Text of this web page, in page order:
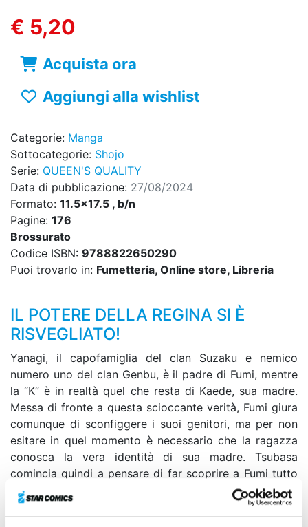
€ 5,20
Acquista ora
Aggiungi alla wishlist
Categorie: Manga
Sottocategorie: Shojo
Serie: QUEEN'S QUALITY
Data di pubblicazione: 27/08/2024
Formato: 11.5x17.5 , b/n
Pagine: 176
Brossurato
Codice ISBN: 9788822650290
Puoi trovarlo in: Fumetteria, Online store, Libreria
IL POTERE DELLA REGINA SI È
RISVEGLIATO!
Yanagi, il capofamiglia del clan Suzaku e nemico
numero uno del clan Genbu, è il padre di Fumi, mentre
la “K” è in realtà quel che resta di Kaede, sua madre.
Messa di fronte a questa scioccante verità, Fumi giura
comunque di sconfiggere i suoi genitori, ma per non
esitare in quel momento è necessario che la ragazza
conosca la vera identità di sua madre. Tsubasa
comincia quindi a pensare di far scoprire a Fumi tutto
ciò che conosce di Kaede, usando però dei modi
insolitamente dolci…